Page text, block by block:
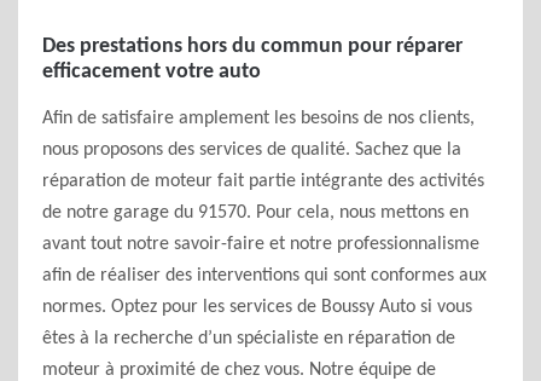
Des prestations hors du commun pour réparer
efficacement votre auto
Afin de satisfaire amplement les besoins de nos clients,
nous proposons des services de qualité. Sachez que la
réparation de moteur fait partie intégrante des activités
de notre garage du 91570. Pour cela, nous mettons en
avant tout notre savoir-faire et notre professionnalisme
afin de réaliser des interventions qui sont conformes aux
normes. Optez pour les services de Boussy Auto si vous
êtes à la recherche d’un spécialiste en réparation de
moteur à proximité de chez vous. Notre équipe de